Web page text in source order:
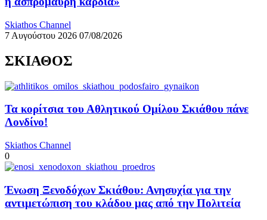
Skiathos Channel
7 Αυγούστου 2026 07/08/2026
ΣΚΙΑΘΟΣ
Τα κορίτσια του Αθλητικού Ομίλου Σκιάθου πάνε
Λονδίνο!
Skiathos Channel
0
Ένωση Ξενοδόχων Σκιάθου: Ανησυχία για την
αντιμετώπιση του κλάδου μας από την Πολιτεία